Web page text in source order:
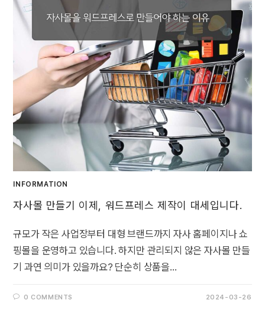
INFORMATION
자사몰 만들기 이제, 워드프레스 제작이 대세입니다.
규모가 작은 사업장부터 대형 브랜드까지 자사 홈페이지나 쇼
핑몰을 운영하고 있습니다. 하지만 관리되지 않은 자사몰 만들
기 과연 의미가 있을까요? 단순히 상품을…
0 COMMENTS 2024-03-26